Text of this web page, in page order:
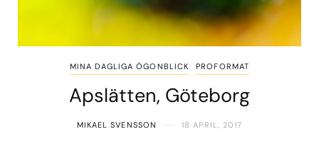
MINA DAGLIGA ÖGONBLICK PROFORMAT
Apslätten, Göteborg
MIKAEL SVENSSON 18 APRIL, 2017